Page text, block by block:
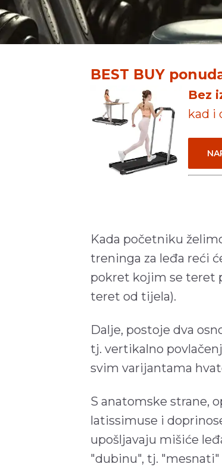
BEST BUY
Bez
kad i
Kada početniku
treninga za leđa reći
pokret kojim se teret
teret od tijela).
Dalje, postoje dva
tj. vertikalno
svim varijantama
S anatomske strane,
latissimuse i
upošljavaju mišiće
"dubinu", tj.